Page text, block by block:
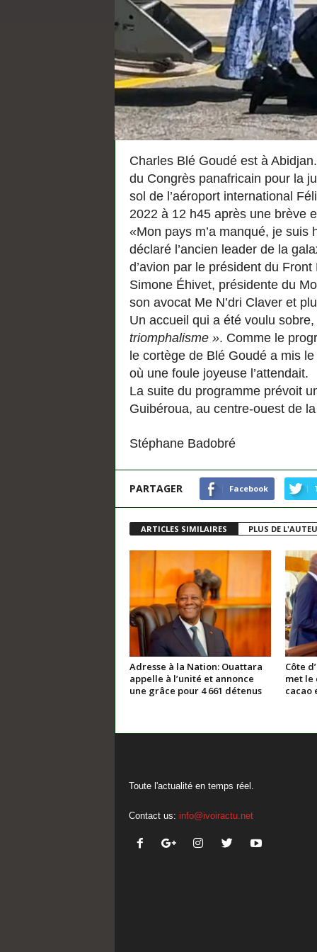
Charles Blé Goudé est à
du Congrès panafricain pour la
sol de l’aéroport international
2022 à 12 h45 après une brève
«Mon pays m’a manqué, je
déclaré l’ancien leader de la
d’avion par le président du
Simone Éhivet, présidente du
son avocat Me N’dri Claver et
Un accueil qui a été voulu sobre,
triomphalisme ». Comme le
le cortège de Blé Goudé a mis
où une foule joyeuse l’attendait.
La suite du programme prévoit
Guibéroua, au centre-ouest de
Stéphane Badobré
PARTAGER Facebook
ARTICLES SIMILAIRES PLUS DE
Adresse à la Nation: Ouattara
appelle à l’unité et annonce
une grâce pour 4 661 détenus
Côte
met le
cacao
Toute l'actualité en temps réel.
Contact us: info@ivoiractu.net